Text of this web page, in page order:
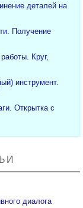
деталей на
Получение
Круг,
инструмент.
Открытка с
диалога